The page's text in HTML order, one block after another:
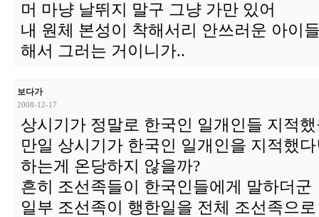
머 마냥 날뛰지 말구 그냥 가만 있어
내 원체 본성이 착해서리 안쓰러운 아이
해서 그러는 거이니가..
보다가
2008-12-17
상시기가 정말로 한국인 일개인들 지적했
만일 상시기가 한국인 일개인을 지적했
하는게 온당하지 않을까?
흔히 조선족들이 한국인들에게 말하더군
일부 조선족이 행한일을 전체 조선족으